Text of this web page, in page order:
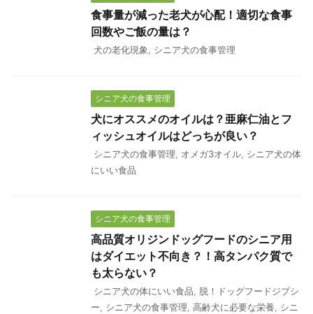
食事量が減った老犬が心配！適切な食事
回数やご飯の量は？
犬の老化現象 シニア犬の食事管理
シニア犬の食事管理
犬にオススメのオイルは？亜麻仁油とフ
ィッシュオイルはどっちが良い？
シニア犬の食事管理 オメガ3オイル シニア犬の体
にいい食品
シニア犬の食事管理
高品質オリジンドッグフードのシニア用
はダイエット不向き？！高タンパク質で
も太らない？
シニア犬の体にいい食品
脱！ドッグフードジプシ
ー
シニア犬の食事管理 高齢犬に必要な栄養
シニ